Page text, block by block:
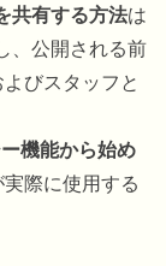
共有する方法は
、公開される前
びスタッフと
機能から始め
際に使用する